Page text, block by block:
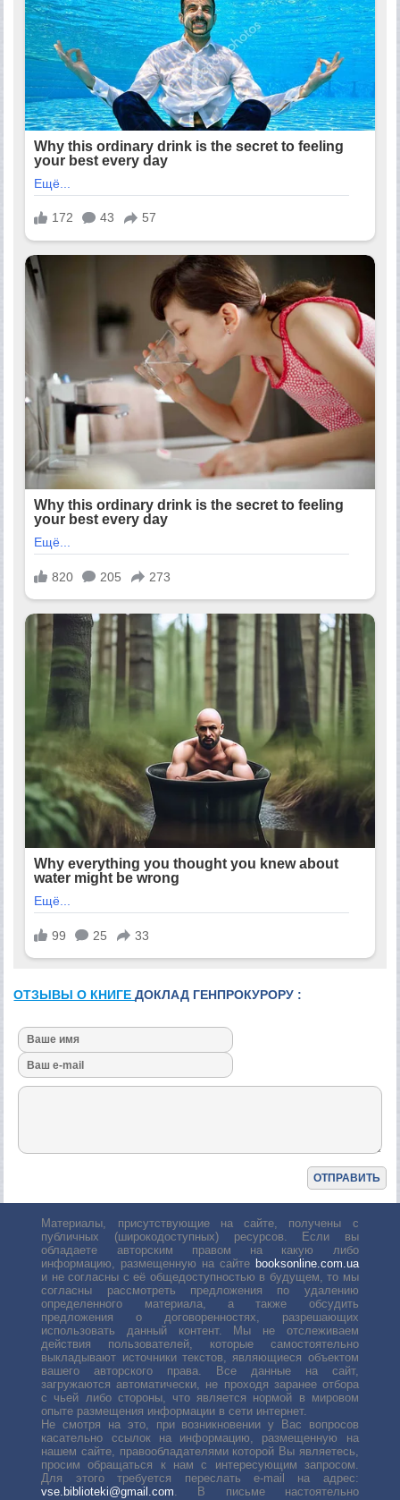
ОТЗЫВЫ О КНИГЕДОКЛАД ГЕНПРОКУРОРУ :
Материалы, присутствующие на сайте, получены с
публичных (широкодоступных) ресурсов. Если вы
обладаете авторским правом на какую либо
информацию, размещенную на сайте booksonline.com.ua
и не согласны с её общедоступностью в будущем, то мы
согласны рассмотреть предложения по удалению
определенного материала, а также обсудить
предложения о договоренностях, разрешающих
использовать данный контент. Мы не отслеживаем
действия пользователей, которые самостоятельно
выкладывают источники текстов, являющиеся объектом
вашего авторского права. Все данные на сайт,
загружаются автоматически, не проходя заранее отбора
с чьей либо стороны, что является нормой в мировом
опыте размещения информации в сети интернет.
Не смотря на это, при возникновении у Вас вопросов
касательно ссылок на информацию, размещенную на
нашем сайте, правообладателями которой Вы являетесь,
просим обращаться к нам с интересующим запросом.
Для этого требуется переслать е-mail на адрес:
vse.biblioteki@gmail.com. В письме настоятельно